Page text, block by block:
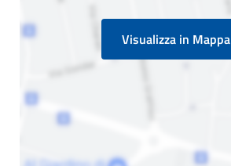
Visualizza in Mappa